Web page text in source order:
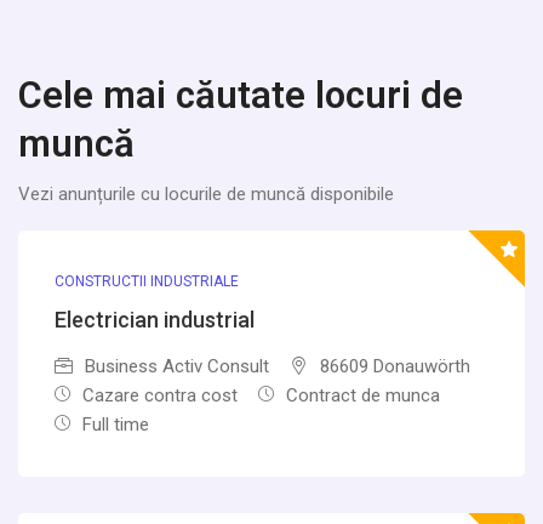
Cele mai căutate locuri de
muncă
Vezi anunțurile cu locurile de muncă disponibile
CONSTRUCTII INDUSTRIALE
Electrician industrial
Business Activ Consult
86609 Donauwörth
Cazare contra cost
Contract de munca
Full time